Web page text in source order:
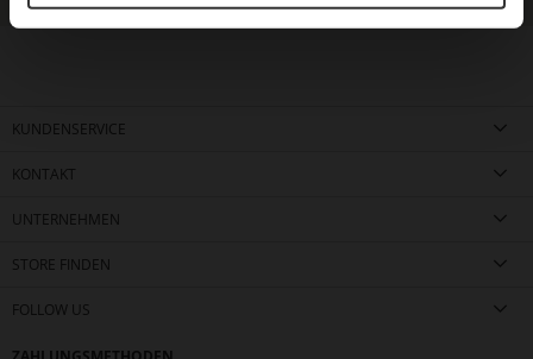
KUNDENSERVICE
KONTAKT
UNTERNEHMEN
STORE FINDEN
FOLLOW US